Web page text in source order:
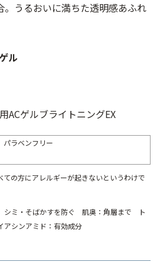
うるおいに満ちた透明感あふれ
ル
ゲルブライトニングEX
ラベンフリー
の方にアレルギーが起きないというわけで
シミ・そばかすを防ぐ 肌奥：角層まで ト
シンアミド：有効成分